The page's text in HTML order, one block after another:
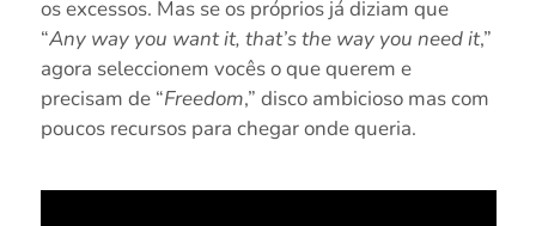
os excessos. Mas se os próprios já diziam que
“Any way you want it, that’s the way you need it,”
agora seleccionem vocês o que querem e
precisam de “Freedom,” disco ambicioso mas com
poucos recursos para chegar onde queria.